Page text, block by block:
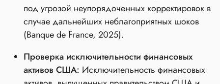
под угрозой неупорядоченных корректировок в
случае дальнейших неблагоприятных шоков
(Banque de France, 2025).
Проверка исключительности финансовых
активов США: Исключительность финансовых